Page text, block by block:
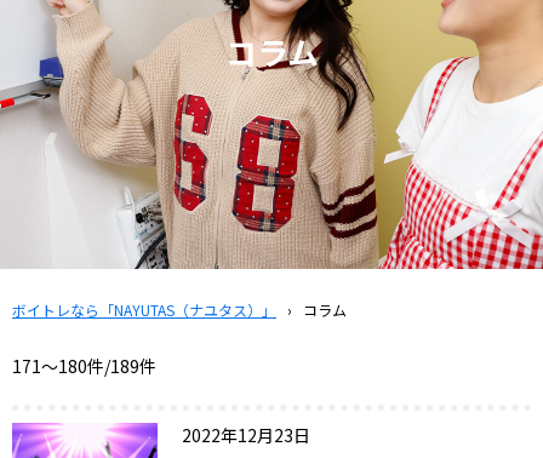
コラム
ボイトレなら「NAYUTAS（ナユタス）」 › コラム
171〜180件/189件
2022年12月23日